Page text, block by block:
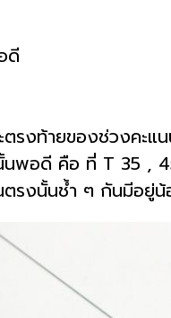
งท้ายของช่วงคะ
พอดี คือ ที่ T 35 ,
ตรงนั้นช้ำ ๆ กันมีอยู่